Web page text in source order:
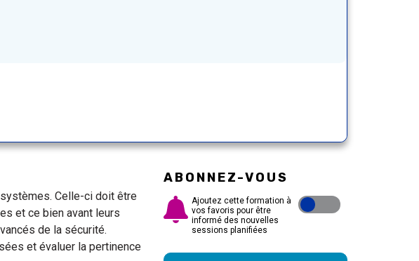
systèmes. Celle-ci doit être
et ce bien avant leurs
de la sécurité.
et évaluer la pertinence
ABONNEZ-VOUS
Ajoutez cette formation à
vos favoris pour être
informé des nouvelles
sessions planifiées